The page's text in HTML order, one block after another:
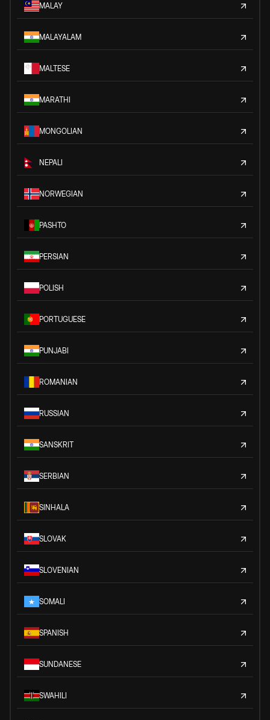
MALAY
MALAYALAM
MALTESE
MARATHI
MONGOLIAN
NEPALI
NORWEGIAN
PASHTO
PERSIAN
POLISH
PORTUGUESE
PUNJABI
ROMANIAN
RUSSIAN
SANSKRIT
SERBIAN
SINHALA
SLOVAK
SLOVENIAN
SOMALI
SPANISH
SUNDANESE
SWAHILI